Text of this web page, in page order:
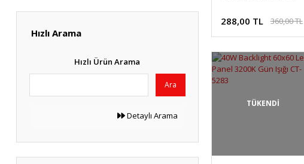
Hızlı Arama
Hızlı Ürün Arama
Ara
Detaylı Arama
Işık
288,00 TL 360,00 TL
TÜKENDİ